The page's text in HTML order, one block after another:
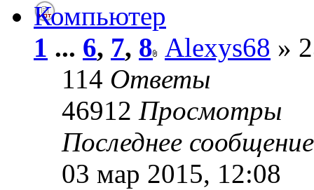
Компьютер
1 ... 6, 7, 8 Alexys68 »
114 Ответы
46912 Просмотры
Последнее
03 мар 2015, 12:08